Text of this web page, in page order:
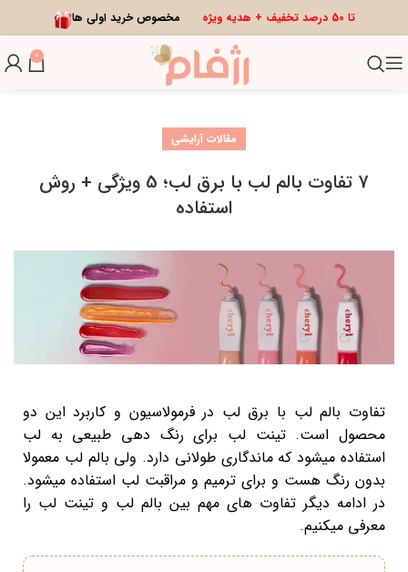
تا 50 درصد تخفیف + هدیه ویژه مخصوص خرید اولی ها
0
مقالات آرایشی
7 تفاوت بالم لب با برق لب؛ 5 ویژگی + روش
استفاده
تفاوت بالم لب با برق لب در فرمولاسیون و کاربرد این دو
محصول است. تینت لب برای رنگ دهی طبیعی به لب
استفاده میشود که ماندگاری طولانی دارد. ولی بالم لب معمولا
بدون رنگ هست و برای ترمیم و مراقبت لب استفاده میشود.
در ادامه دیگر تفاوت های مهم بین بالم لب و تینت لب را
معرفی میکنیم.